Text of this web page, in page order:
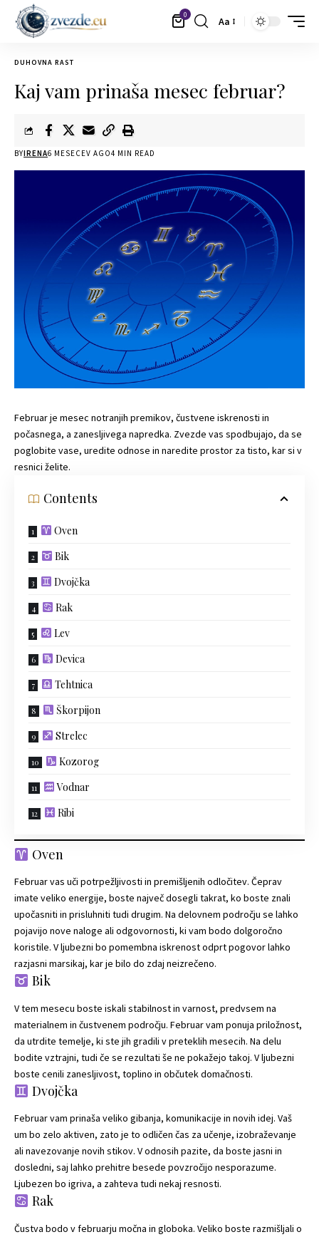
0 Aa
DUHOVNA RAST
Kaj vam prinaša mesec februar?
BYIRENA6 MESECEV AGO4 MIN READ
Februar je mesec notranjih premikov, čustvene iskrenosti in
počasnega, a zanesljivega napredka. Zvezde vas spodbujajo, da se
poglobite vase, uredite odnose in naredite prostor za tisto, kar si v
resnici želite.
Contents
Oven
Bik
Dvojčka
Rak
Lev
Devica
Tehtnica
Škorpijon
Strelec
Kozorog
Vodnar
Ribi
Oven
Februar vas uči potrpežljivosti in premišljenih odločitev. Čeprav
imate veliko energije, boste največ dosegli takrat, ko boste znali
upočasniti in prisluhniti tudi drugim. Na delovnem področju se lahko
pojavijo nove naloge ali odgovornosti, ki vam bodo dolgoročno
koristile. V ljubezni bo pomembna iskrenost odprt pogovor lahko
razjasni marsikaj, kar je bilo do zdaj neizrečeno.
Bik
V tem mesecu boste iskali stabilnost in varnost, predvsem na
materialnem in čustvenem področju. Februar vam ponuja priložnost,
da utrdite temelje, ki ste jih gradili v preteklih mesecih. Na delu
bodite vztrajni, tudi če se rezultati še ne pokažejo takoj. V ljubezni
boste cenili zanesljivost, toplino in občutek domačnosti.
Dvojčka
Februar vam prinaša veliko gibanja, komunikacije in novih idej. Vaš
um bo zelo aktiven, zato je to odličen čas za učenje, izobraževanje
ali navezovanje novih stikov. V odnosih pazite, da boste jasni in
dosledni, saj lahko prehitre besede povzročijo nesporazume.
Ljubezen bo igriva, a zahteva tudi nekaj resnosti.
Rak
Čustva bodo v februarju močna in globoka. Veliko boste razmišljali o